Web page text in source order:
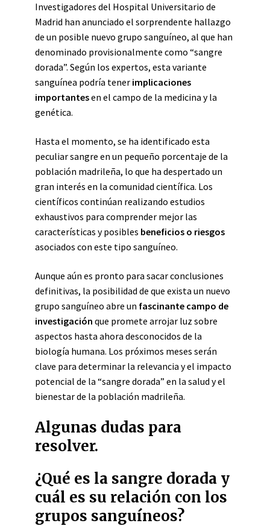
Investigadores del Hospital Universitario de
Madrid han anunciado el sorprendente hallazgo
de un posible nuevo grupo sanguíneo, al que han
denominado provisionalmente como “sangre
dorada”. Según los expertos, esta variante
sanguínea podría tener implicaciones
importantesen el campo de la medicina y la
genética.
Hasta el momento, se ha identificado esta
peculiar sangre en un pequeño porcentaje de la
población madrileña, lo que ha despertado un
gran interés en la comunidad científica. Los
científicos continúan realizando estudios
exhaustivos para comprender mejor las
características y posibles beneficios o riesgos
asociados con este tipo sanguíneo.
Aunque aún es pronto para sacar conclusiones
definitivas, la posibilidad de que exista un nuevo
grupo sanguíneo abre un fascinante campo de
investigación que promete arrojar luz sobre
aspectos hasta ahora desconocidos de la
biología humana. Los próximos meses serán
clave para determinar la relevancia y el impacto
potencial de la “sangre dorada” en la salud y el
bienestar de la población madrileña.
Algunas dudas para
resolver.
¿Qué es la sangre dorada y
cuál es su relación con los
grupos sanguíneos?